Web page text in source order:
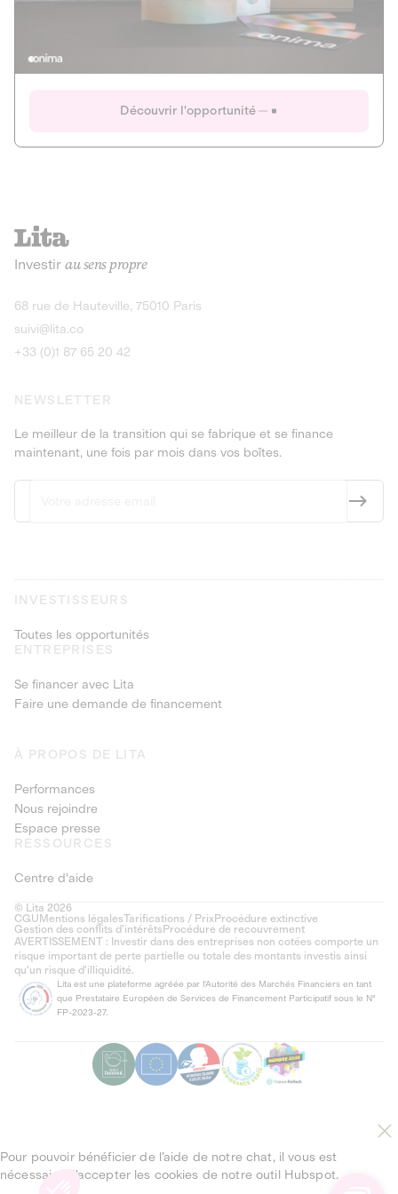
IR 50% JEIR
Découvrir l'opportunité
Ouverture imminente
Onima
CAPITAL INVESTISSEMENT MIEUX MANGER
AGRICULTURE ET ALIMENTATION
Actions
Gain potentiel
Découvrir l'opportunité
Investir au sens propre
68 rue de Hauteville, 75010 Paris
suivi@lita.co
+33 (0)1 87 65 20 42
NEWSLETTER
Le meilleur de la transition qui se fabrique et se finance
maintenant, une fois par mois dans vos boîtes.
INVESTISSEURS
Toutes les opportunités
ENTREPRISES
Se financer avec Lita
Faire une demande de financement
À PROPOS DE LITA
Performances
Nous rejoindre
Espace presse
RESSOURCES
Centre d'aide
© Lita 2026
CGU Mentions légalesTarifications / PrixProcédure extinctive
Gestion des conflits d’intérêtsProcédure de recouvrement
AVERTISSEMENT : Investir dans des entreprises non cotées comporte un
risque important de perte partielle ou totale des montants investis ainsi
qu'un risque d'illiquidité.
Lita est une plateforme agréée par l'Autorité des Marchés Financiers en tant
que Prestataire Européen de Services de Financement Participatif sous le N°
FP-2023-27.
Pour pouvoir bénéficier de l’aide de notre chat, il vous est
nécessaire d’accepter les cookies de notre outil Hubspot.